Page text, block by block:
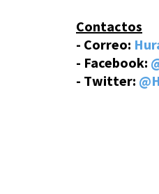
Contactos
- Correo:
- Facebook:
- Twitter: